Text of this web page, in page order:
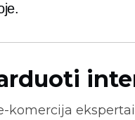
komercija